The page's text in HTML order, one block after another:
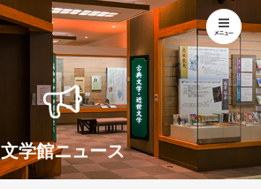
文学館ニュース